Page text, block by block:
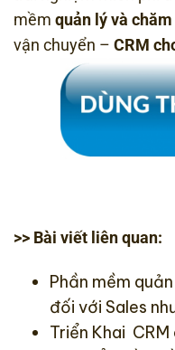
mềm quản lý và
vận chuyển – CRM
>> Bài viết liên quan:
Phần mềm
đối với Sales
Triển Khai